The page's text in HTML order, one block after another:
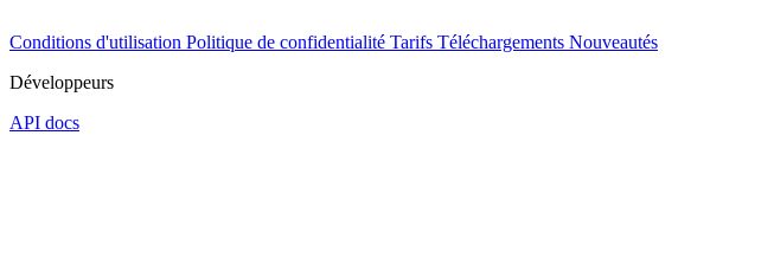
Conditions d'utilisation Politique de confidentialité Tarifs Téléchargements Nouveautés
Développeurs
API docs